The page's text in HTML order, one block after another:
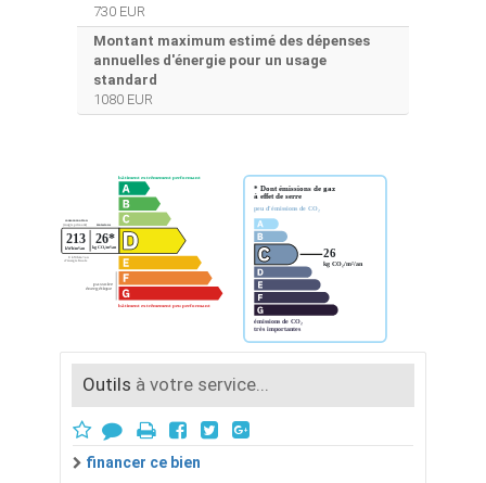
730 EUR
Montant maximum estimé des dépenses
annuelles d'énergie pour un usage
standard
1080 EUR
Outils à votre service...
financer ce bien